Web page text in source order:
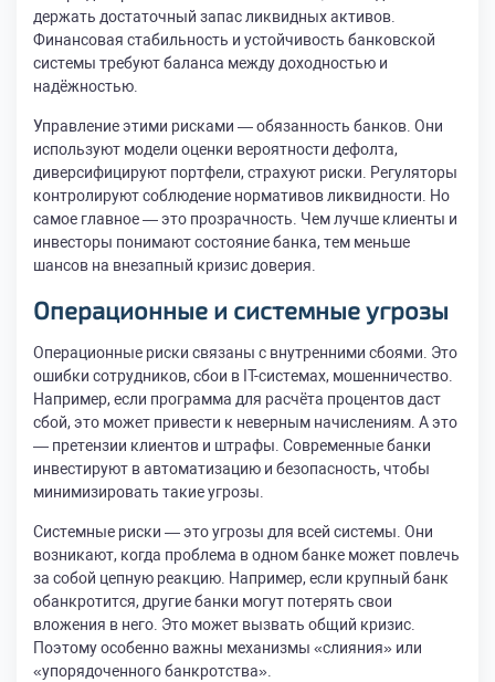
держать достаточный запас ликвидных активов.
Финансовая стабильность и устойчивость банковской
системы требуют баланса между доходностью и
надёжностью.
Управление этими рисками — обязанность банков. Они
используют модели оценки вероятности дефолта,
диверсифицируют портфели, страхуют риски. Регуляторы
контролируют соблюдение нормативов ликвидности. Но
самое главное — это прозрачность. Чем лучше клиенты и
инвесторы понимают состояние банка, тем меньше
шансов на внезапный кризис доверия.
Операционные и системные угрозы
Операционные риски связаны с внутренними сбоями. Это
ошибки сотрудников, сбои в IT-системах, мошенничество.
Например, если программа для расчёта процентов даст
сбой, это может привести к неверным начислениям. А это
— претензии клиентов и штрафы. Современные банки
инвестируют в автоматизацию и безопасность, чтобы
минимизировать такие угрозы.
Системные риски — это угрозы для всей системы. Они
возникают, когда проблема в одном банке может повлечь
за собой цепную реакцию. Например, если крупный банк
обанкротится, другие банки могут потерять свои
вложения в него. Это может вызвать общий кризис.
Поэтому особенно важны механизмы «слияния» или
«упорядоченного банкротства».